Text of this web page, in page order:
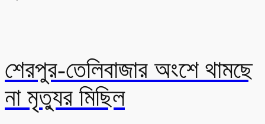
শেরপুর-তেলিবাজার অংশে থামছে
না মৃত্যুর মিছিল